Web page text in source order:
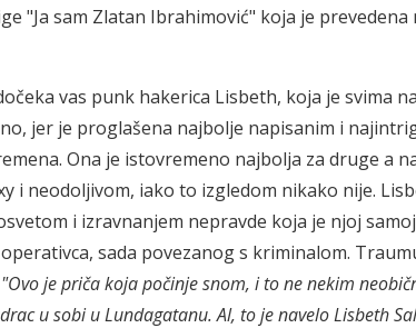
"Ja sam Zlatan Ibrahimović" koja je prevedena
vas punk hakerica Lisbeth, koja je svima
jer je proglašena najbolje napisanim i
Ona je istovremeno najbolja za druge a
i neodoljivom, iako to izgledom nikako nije.
i izravnanjem nepravde koja je njoj
sada povezanog s kriminalom.
"Ovo je priča koja počinje snom, i to ne nekim
u sobi u Lundagatanu. Al, to je navelo Lisbeth